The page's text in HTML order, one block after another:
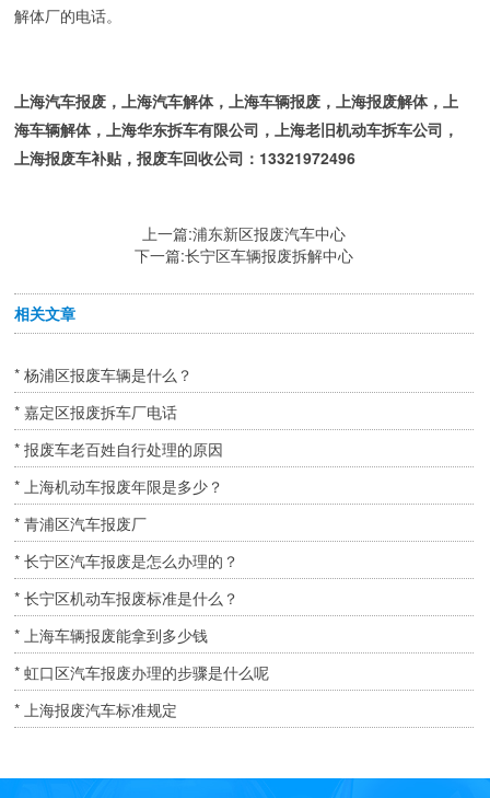
解体厂的电话。
上海汽车报废，上海汽车解体，上海车辆报废，上海报废解体，上
海车辆解体，上海华东拆车有限公司，上海老旧机动车拆车公司，
上海报废车补贴，报废车回收公司：13321972496
上一篇:浦东新区报废汽车中心
下一篇:长宁区车辆报废拆解中心
相关文章
* 杨浦区报废车辆是什么？
* 嘉定区报废拆车厂电话
* 报废车老百姓自行处理的原因
* 上海机动车报废年限是多少？
* 青浦区汽车报废厂
* 长宁区汽车报废是怎么办理的？
* 长宁区机动车报废标准是什么？
* 上海车辆报废能拿到多少钱
* 虹口区汽车报废办理的步骤是什么呢
* 上海报废汽车标准规定